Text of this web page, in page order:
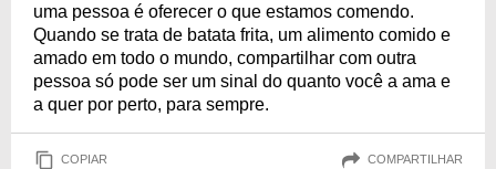
uma pessoa é oferecer o que estamos comendo.
Quando se trata de batata frita, um alimento comido e
amado em todo o mundo, compartilhar com outra
pessoa só pode ser um sinal do quanto você a ama e
a quer por perto, para sempre.
COPIAR COMPARTILHAR